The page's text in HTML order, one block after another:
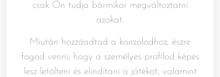
csak Ön tudja bármikor megváltoztatni
azokat.
Miután hozzáadtad a konzolodhoz, észre
fogod venni, hogy a személyes profilod képes
lesz letölteni és elindítani a játékot, valamint